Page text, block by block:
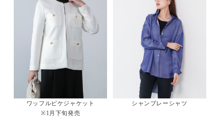
ワッフルピケジャケット
※1月下旬発売
シャンブレーシャツ